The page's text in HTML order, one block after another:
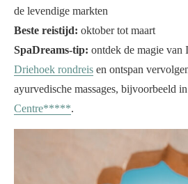
de levendige markten
Beste reistijd: oktober tot maart
SpaDreams-tip: ontdek de magie van
Driehoek rondreis en ontspan
ayurvedische massages, bijvoorbeeld
Centre*****.